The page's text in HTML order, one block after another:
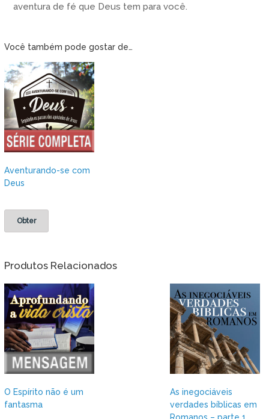
aventura de fé que Deus tem para você.
Você também pode gostar de…
Aventurando-se com
Deus
Obter
Produtos Relacionados
O Espírito não é um
fantasma
As inegociáveis
verdades bíblicas em
Romanos – parte 1